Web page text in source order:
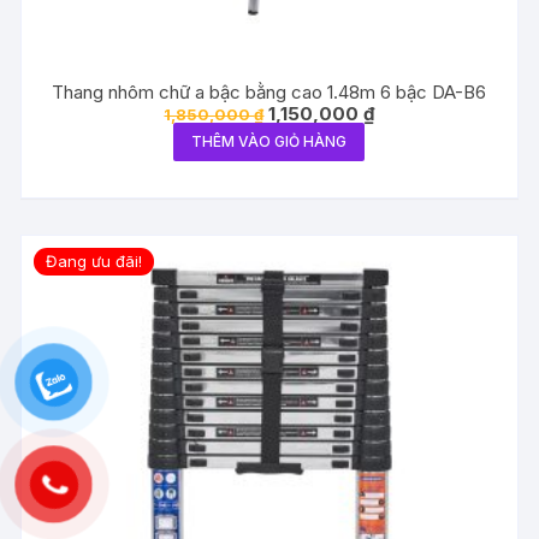
Thang nhôm chữ a bậc bằng cao 1.48m 6 bậc DA-B6
1,850,000₫ Giá
gốc
là:
1,850,000 ₫.
1,150,000₫Giá
hiện
THÊM VÀO GIỎ HÀNG
Đang ưu đãi!